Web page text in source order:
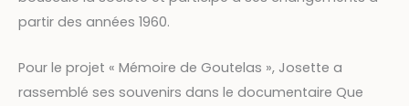
partir des années 1960.
Pour le projet « Mémoire de Goutelas », Josette a
rassemblé ses souvenirs dans le documentaire Que